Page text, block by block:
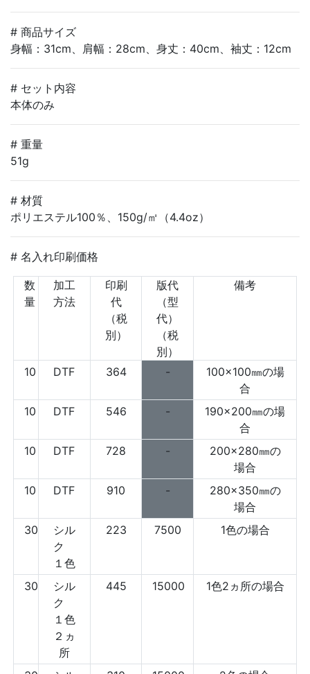
# 商品サイズ
身幅：31cm、肩幅：28cm、身丈：40cm、袖丈：12cm
# セット内容
本体のみ
# 重量
51g
# 材質
ポリエステル100％、150g/㎡（4.4oz）
# 名入れ印刷価格
数
量
加工
方法
印刷
代
（税
別）
版代
（型
代）
（税
別）
備考
10 DTF 364 -
100×100㎜の場
合
10
DTF 546 -
190×200㎜の場
合
10
DTF 728 -
200×280㎜の
場合
10
DTF 910 -
280×350㎜の
場合
30
シル
ク
１色
223 7500 1色の場合
30
シル
ク
１色
２ヵ
所
445 15000 1色2ヵ所の場合